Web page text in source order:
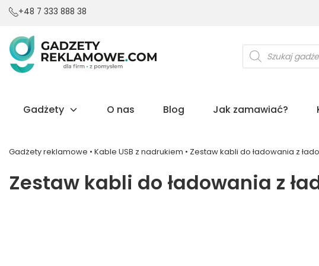
+48 7 333 888 38
Wyszukiwarka
produktów
Gadżety O nas Blog Jak zamawiać?
Gadżety reklamowe • Kable USB z nadrukiem • Zestaw kabli do ładowania z
Zestaw kabli do ładowania z